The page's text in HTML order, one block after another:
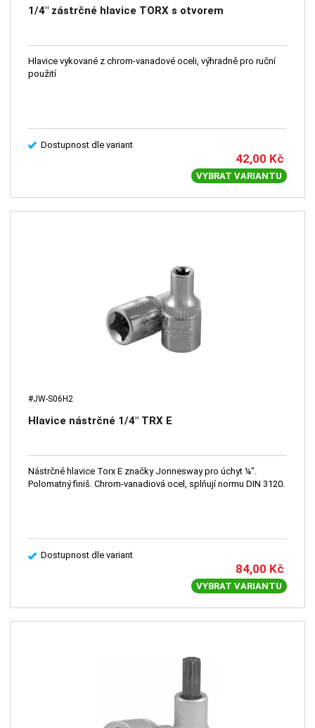
1/4" zástrčné hlavice TORX s otvorem
Hlavice vykované z chrom-vanadové oceli, výhradně pro ruční
použití
Dostupnost dle variant
42,00 Kč
VYBRAT VARIANTU
#JW-S06H2
Hlavice nástrčné 1/4" TRX E
Nástrčné hlavice Torx E značky Jonnesway pro úchyt ¼".
Polomatný finiš. Chrom-vanadiová ocel, splňují normu DIN 3120.
Dostupnost dle variant
84,00 Kč
VYBRAT VARIANTU